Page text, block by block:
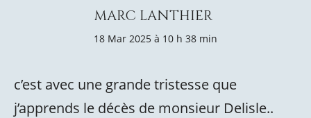
MARC LANTHIER
18 Mar 2025 à 10 h 38 min
c’est avec une grande tristesse que
j’apprends le décès de monsieur Delisle..